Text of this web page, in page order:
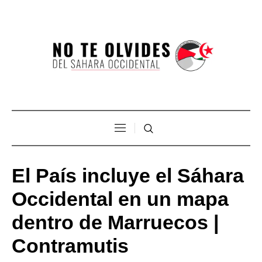
El País incluye el Sáhara
Occidental en un mapa
dentro de Marruecos |
Contramutis